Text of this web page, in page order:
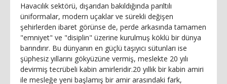
Havacılık sektörü, dışarıdan bakıldığında parıltılı
üniformalar, modern uçaklar ve sürekli değişen
şehirlerden ibaret görünse de, perde arkasında tamamen
"emniyet" ve "disiplin" üzerine kurulmuş köklü bir dünya
barındırır. Bu dünyanın en güçlü taşıyıcı sütunları ise
şüphesiz yıllarını gökyüzüne vermiş, meslekte 20 yılı
devirmiş tecrübeli kabin amirleridir. ​20 yıllık bir kabin amiri
ile mesleğe yeni başlamış bir amir arasındaki fark,